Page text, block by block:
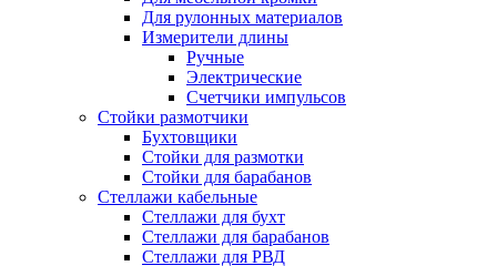
Для рулонных материалов
Измерители длины
Ручные
Электрические
Счетчики импульсов
Стойки размотчики
Бухтовщики
Стойки для размотки
Стойки для барабанов
Стеллажи кабельные
Стеллажи для бухт
Стеллажи для барабанов
Стеллажи для РВД